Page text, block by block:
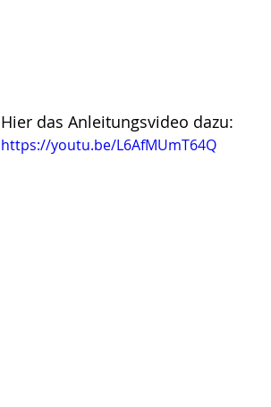
Hier das Anleitungsvideo dazu:
https://youtu.be/L6AfMUmT64Q